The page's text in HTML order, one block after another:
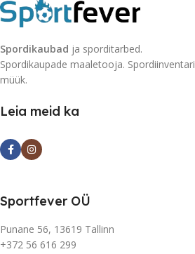
Spordikaubad ja sporditarbed.
Spordikaupade maaletooja. Spordiinventari
müük.
Leia meid ka
Sportfever OÜ
Punane 56, 13619 Tallinn
+372 56 616 299